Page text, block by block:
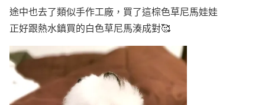
途中也去了類似手作工廠，買了這棕色草尼馬娃娃
正好跟熱水鎮買的白色草尼馬湊成對🥰